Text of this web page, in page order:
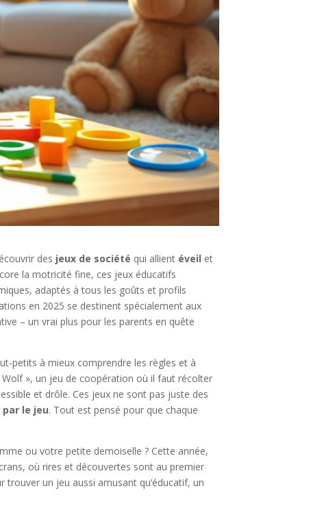
des jeux de société qui allient éveil et
la motricité fine, ces jeux éducatifs
adaptés à tous les goûts et profils
en 2025 se destinent spécialement aux
– un vrai plus pour les parents en quête
petits à mieux comprendre les règles et à
», un jeu de coopération où il faut récolter
et drôle. Ces jeux ne sont pas juste des
le jeu. Tout est pensé pour que chaque
ou votre petite demoiselle ? Cette année,
où rires et découvertes sont au premier
un jeu aussi amusant qu’éducatif, un